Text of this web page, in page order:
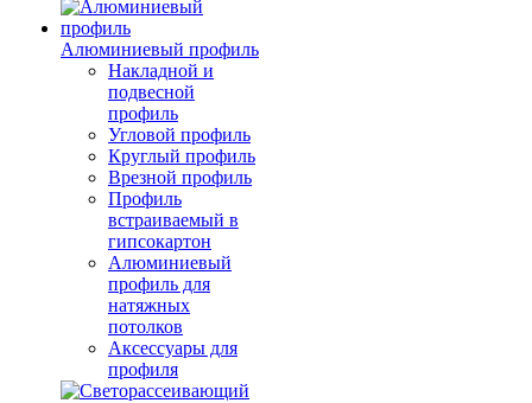
Алюминиевый профиль
Накладной и
подвесной
профиль
Угловой профиль
Круглый профиль
Врезной профиль
Профиль
встраиваемый в
гипсокартон
Алюминиевый
профиль для
натяжных
потолков
Аксессуары для
профиля